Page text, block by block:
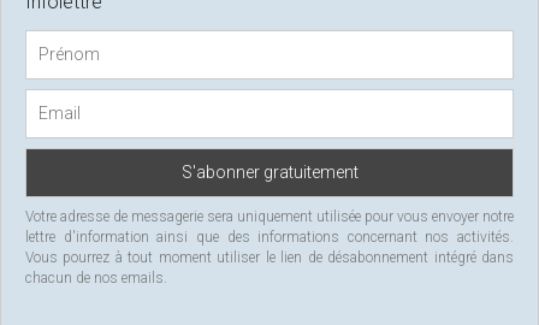
r
Votre adresse de messagerie sera uniquement utilisée pour vous envoyer notre
lettre d'information ainsi que des informations concernant nos activités.
Vous pourrez à tout moment utiliser le lien de désabonnement intégré dans
chacun de nos emails.